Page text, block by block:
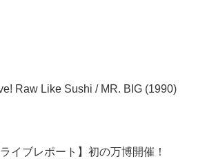
Raw Like Sushi / MR. BIG (1990)
ライブレポート】初の万博開催！